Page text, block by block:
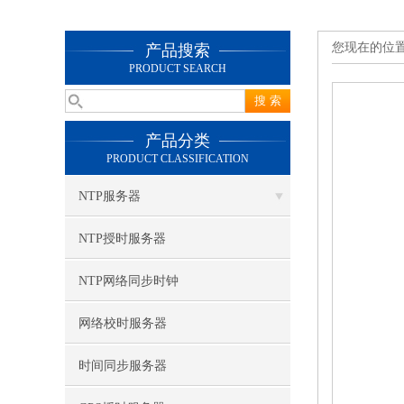
产品搜索
PRODUCT SEARCH
产品分类
PRODUCT CLASSIFICATION
NTP服务器
NTP授时服务器
NTP网络同步时钟
网络校时服务器
时间同步服务器
您现在的位